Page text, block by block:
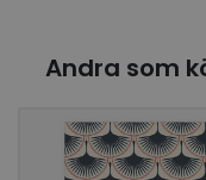
Andra som